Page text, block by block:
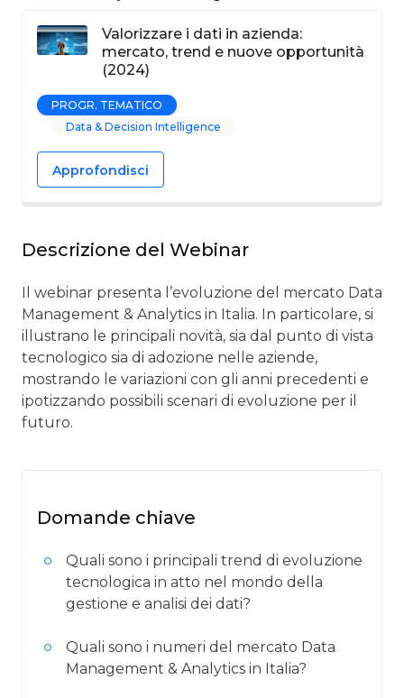
Valorizzare i dati in azienda:
mercato, trend e nuove opportunità
(2024)
PROGR. TEMATICO
Data & Decision Intelligence
Approfondisci
Descrizione del Webinar
Il webinar presenta l’evoluzione del mercato Data
Management & Analytics in Italia. In particolare, si
illustrano le principali novità, sia dal punto di vista
tecnologico sia di adozione nelle aziende,
mostrando le variazioni con gli anni precedenti e
ipotizzando possibili scenari di evoluzione per il
futuro.
Domande chiave
Quali sono i principali trend di evoluzione
tecnologica in atto nel mondo della
gestione e analisi dei dati?
Quali sono i numeri del mercato Data
Management & Analytics in Italia?